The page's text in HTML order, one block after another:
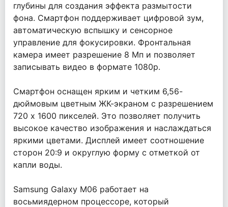
глубины для создания эффекта размытости
фона. Смартфон поддерживает цифровой зум,
автоматическую вспышку и сенсорное
управление для фокусировки. Фронтальная
камера имеет разрешение 8 Мп и позволяет
записывать видео в формате 1080p.
Смартфон оснащен ярким и четким 6,56-
дюймовым цветным ЖК-экраном с разрешением
720 x 1600 пикселей. Это позволяет получить
высокое качество изображения и наслаждаться
яркими цветами. Дисплей имеет соотношение
сторон 20:9 и округлую форму с отметкой от
капли воды.
Samsung Galaxy M06 работает на
восьмиядерном процессоре, который